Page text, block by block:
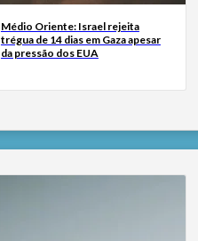
Médio Oriente: Israel rejeita
trégua de 14 dias em Gaza apesar
da pressão dos EUA